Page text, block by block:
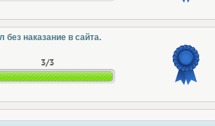
без наказание в сайта.
3/3